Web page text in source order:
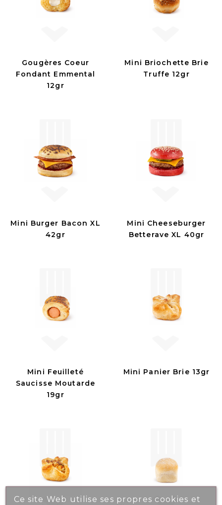
Gougères Coeur
Fondant Emmental
12gr
Mini Briochette Brie
Truffe 12gr
Mini Burger Bacon XL
42gr
Mini Cheeseburger
Betterave XL 40gr
Mini Feuilleté
Saucisse Moutarde
19gr
Mini Panier Brie 13gr
Ce site Web utilise ses propres cookies et